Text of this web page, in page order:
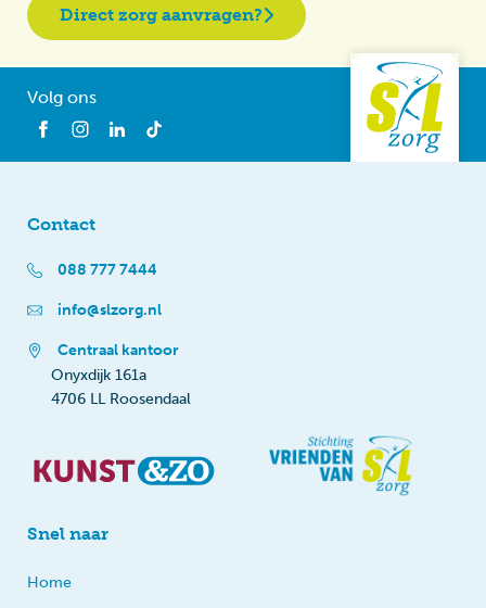
Direct zorg aanvragen?
Volg ons
Contact
088 777 7444
info@slzorg.nl
Centraal kantoor
Onyxdijk 161a
4706 LL Roosendaal
Snel naar
Home